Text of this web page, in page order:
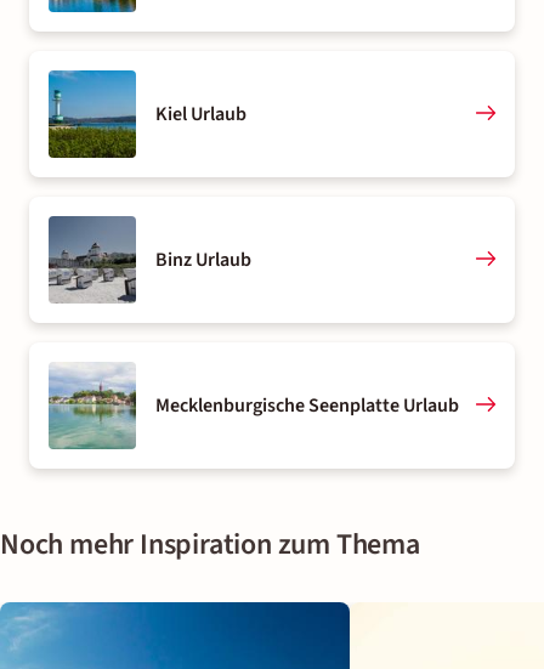
Kiel Urlaub
Binz Urlaub
Mecklenburgische Seenplatte Urlaub
Noch mehr Inspiration zum Thema